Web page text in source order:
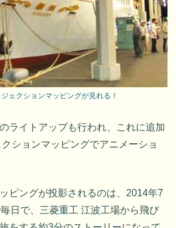
ェクションマッピングが見れる！
ライトアップも行われ、これに追加
ションマッピングでアニメーショ
ピングが投影されるのは、2014年7
日で、三菱重工 江波工場から飛び